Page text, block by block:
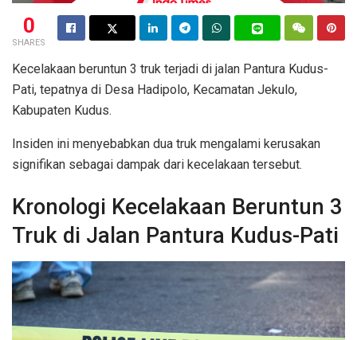
0
SHARES
Kecelakaan beruntun 3 truk terjadi di jalan Pantura Kudus-
Pati, tepatnya di Desa Hadipolo, Kecamatan Jekulo,
Kabupaten Kudus.
Insiden ini menyebabkan dua truk mengalami kerusakan
signifikan sebagai dampak dari kecelakaan tersebut.
Kronologi Kecelakaan Beruntun 3
Truk di Jalan Pantura Kudus-Pati